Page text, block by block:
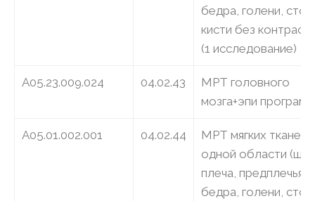
бедра, голени,
кисти без
(1 исследование)
A05.23.009.024 04.02.43
МРТ головного
мозга+эпи
A05.01.002.001 04.02.44
МРТ мягких тканей
одной области
плеча, предплечья,
бедра, голени,